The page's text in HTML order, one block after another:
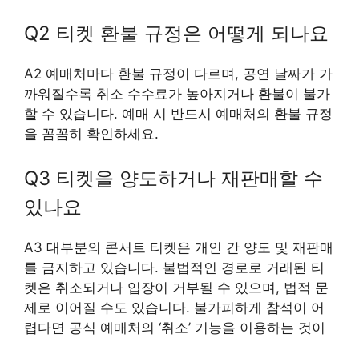
Q2 티켓 환불 규정은 어떻게 되나요
A2 예매처마다 환불 규정이 다르며, 공연 날짜가 가
까워질수록 취소 수수료가 높아지거나 환불이 불가
할 수 있습니다. 예매 시 반드시 예매처의 환불 규정
을 꼼꼼히 확인하세요.
Q3 티켓을 양도하거나 재판매할 수
있나요
A3 대부분의 콘서트 티켓은 개인 간 양도 및 재판매
를 금지하고 있습니다. 불법적인 경로로 거래된 티
켓은 취소되거나 입장이 거부될 수 있으며, 법적 문
제로 이어질 수도 있습니다. 불가피하게 참석이 어
렵다면 공식 예매처의 ‘취소’ 기능을 이용하는 것이